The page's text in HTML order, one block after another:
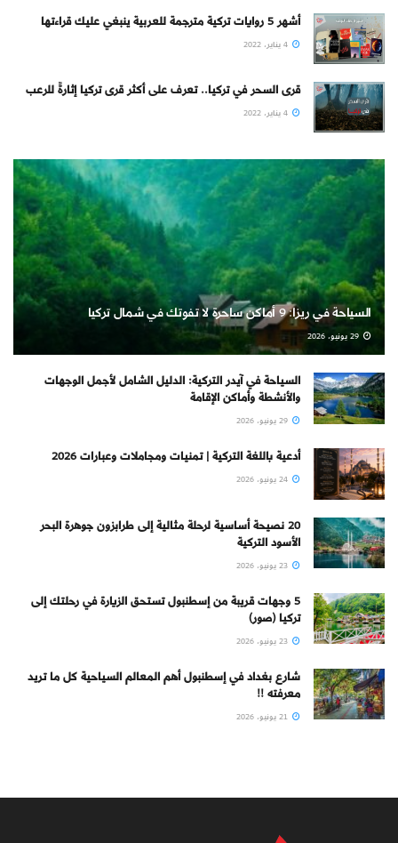
أشهر 5 روايات تركية مترجمة للعربية ينبغي عليك قراءتها
قرى السحر في تركيا.. تعرف على أكثر قرى تركيا إثارةً للرعب
السياحة في ريزا: 9 أماكن ساحرة لا تفوتك في شمال تركيا
السياحة في آيدر التركية: الدليل الشامل لأجمل الوجهات
والأنشطة وأماكن الإقامة
أدعية باللغة التركية | تمنيات ومجاملات وعبارات 2026
20 نصيحة أساسية لرحلة مثالية إلى طرابزون جوهرة البحر
الأسود التركية
5 وجهات قريبة من إسطنبول تستحق الزيارة في رحلتك إلى
تركيا (صور)
شارع بغداد في إسطنبول أهم المعالم السياحية كل ما تريد
معرفته !!